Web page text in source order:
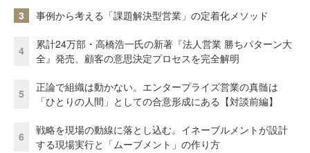
3 事例から考える「課題解決型営業」の定着化メソッド
4
累計24万部・高橋浩一氏の新著『法人営業 勝ちパターン大
全』発売、顧客の意思決定プロセスを完全解明
5
正論で組織は動かない。エンタープライズ営業の真髄は
「ひとりの人間」としての合意形成にある【対談前編】
6
戦略を現場の動線に落とし込む。イネーブルメントが設計
する現場実行と「ムーブメント」の作り方